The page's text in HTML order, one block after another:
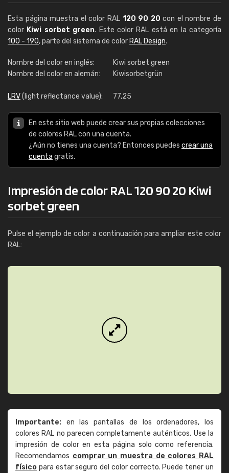
Esta página muestra el color RAL 120 90 20 con el nombre de
color Kiwi sorbet green. Este color RAL está en la categoría
100 - 190, parte del sistema de color RAL Design.
Nombre del color en inglés:
Kiwi sorbet green
Nombre del color en alemán:
Kiwisorbetgrün
LRV(light reflectance value): 77,25
En este sitio web puede crear sus propias colecciones
de colores RAL con una cuenta.
¿Aún no tienes una cuenta? Entonces puedes crear una
cuenta gratis.
Impresión de color RAL 120 90 20 Kiwi
sorbet green
Pulse el ejemplo de color a continuación para ampliar este color
RAL:
Importante: en las pantallas de los ordenadores, los
colores RAL no parecen completamente auténticos. Use la
impresión de color en esta página solo como referencia.
Recomendamos comprar un muestra de colores RAL
físico para estar seguro del color correcto. Puede tener un